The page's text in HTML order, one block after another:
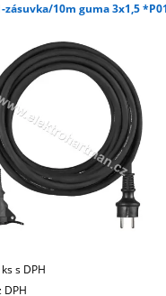
zásuvka/10m guma 3x1,5
s DPH
DPH